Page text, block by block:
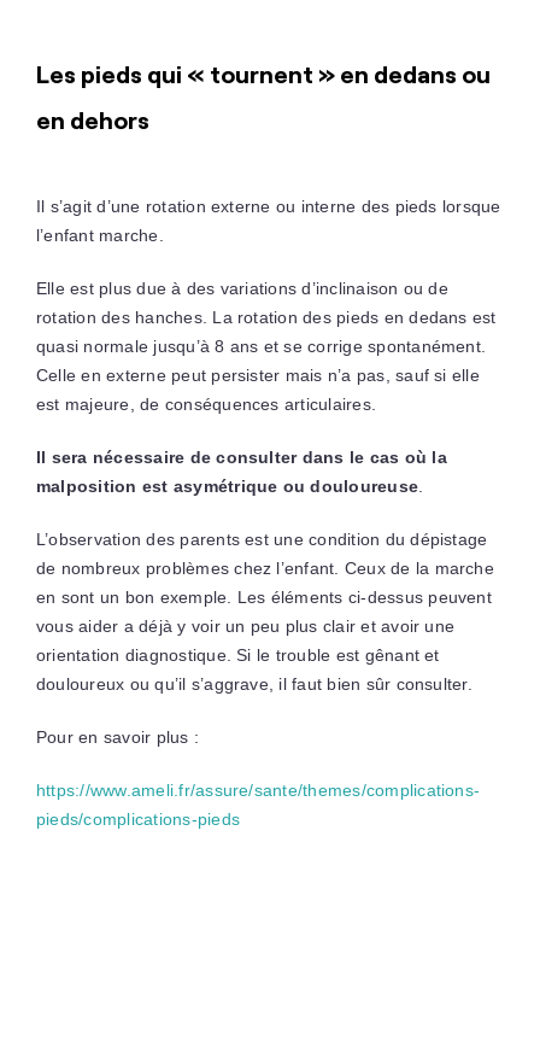
Les pieds qui « tournent » en dedans ou
en dehors
Il s’agit d’une rotation externe ou interne des pieds lorsque
l’enfant marche.
Elle est plus due à des variations d’inclinaison ou de
rotation des hanches. La rotation des pieds en dedans est
quasi normale jusqu’à 8 ans et se corrige spontanément.
Celle en externe peut persister mais n’a pas, sauf si elle
est majeure, de conséquences articulaires.
Il sera nécessaire de consulter dans le cas où la
malposition est asymétrique ou douloureuse
L’observation des parents est une condition du dépistage
de nombreux problèmes chez l’enfant. Ceux de la marche
en sont un bon exemple. Les éléments ci-dessus peuvent
vous aider a déjà y voir un peu plus clair et avoir une
orientation diagnostique. Si le trouble est gênant et
douloureux ou qu’il s’aggrave, il faut bien sûr consulter.
Pour en savoir plus :
https://www.ameli.fr/assure/sante/themes/complications-
pieds/complications-pieds